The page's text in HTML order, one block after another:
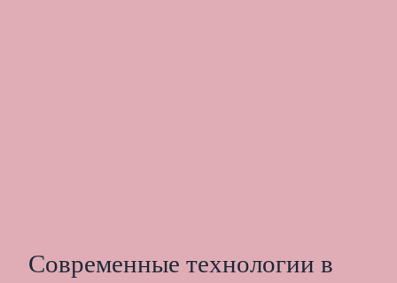
Современные технологии в